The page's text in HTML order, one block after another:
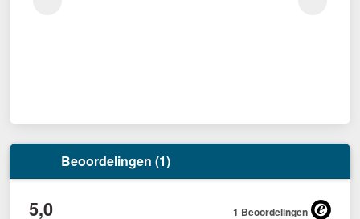
Beoordelingen (1)
5,0 1 Beoordelingen